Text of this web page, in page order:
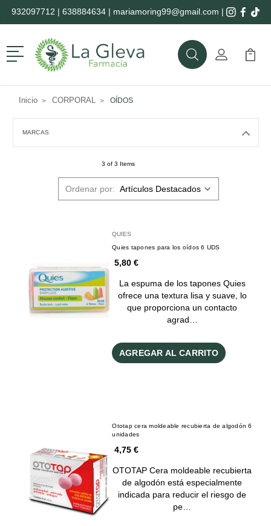
932097712 | 638884634| mariamoring99@gmail.com |
Menú
BuscarMi Cuenta
Mi
Inicio CORPORAL OÍDOS
MARCAS
3 of 3 Items
Ordenar por:
QUIES
Quies tapones para los oídos 6 UDS
5,80 €
La espuma de los tapones Quies
ofrece una textura lisa y suave, lo
que proporciona un contacto
agrad…
AGREGAR AL CARRITO
Ototap cera moldeable recubierta de algodón 6
unidades
4,75 €
OTOTAP Cera moldeable recubierta
de algodón está especialmente
indicada para reducir el riesgo de
pe…